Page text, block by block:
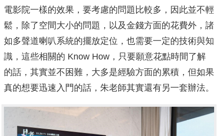
電影院一樣的效果，要考慮的問題比較多，因此並不輕
鬆，除了空間大小的問題，以及金錢方面的花費外，諸
如多聲道喇叭系統的擺放定位，也需要一定的技術與知
識，這些相關的 Know How，只要願意花點時間了解
的話，其實並不困難，大多是經驗方面的累積，但如果
真的想要迅速入門的話，朱老師其實還有另一套辦法。